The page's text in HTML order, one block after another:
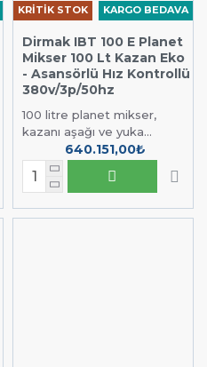
KARGO BEDAVA
KRİTİK STOK
Dirmak IBT 100 E Planet
Mikser 100 Lt Kazan Eko
- Asansörlü Hız Kontrollü
380v/3p/50hz
100 litre planet mikser,
kazanı aşağı ve yuka...
640.151,00₺